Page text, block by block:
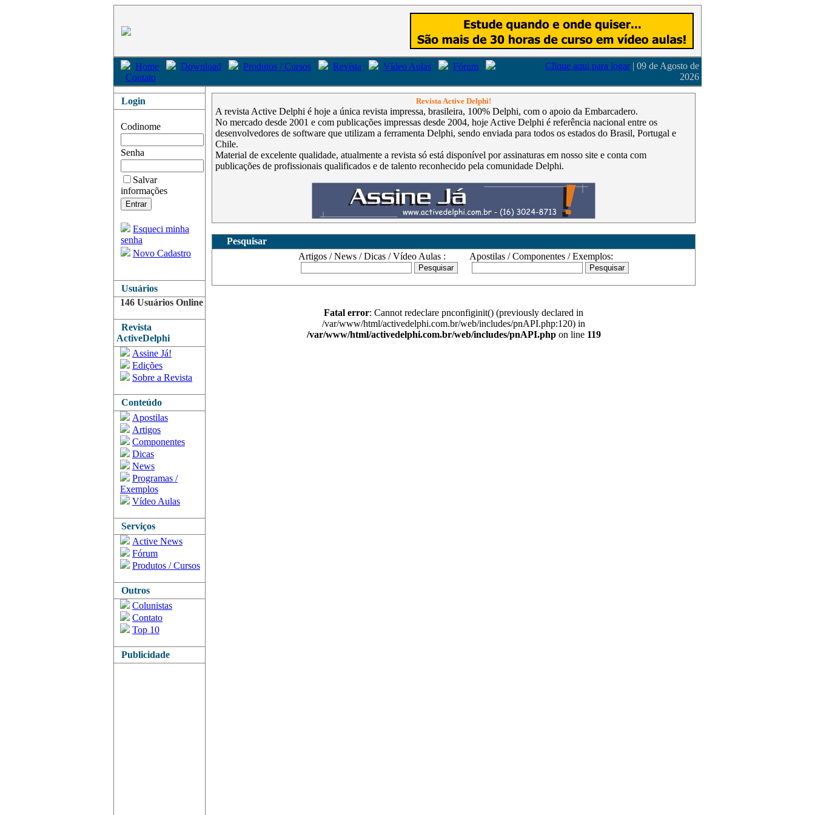
Home Download Produtos / Cursos Revista Vídeo Aulas
Fórum
Contato
Clique aqui para logar | 09 de Agosto de
2026
Login
Codinome
Senha
Salvar
informações
Esqueci minha
senha
Novo Cadastro
Usuários
146 Usuários Online
Revista
ActiveDelphi
Assine Já!
Edições
Sobre a Revista
Conteúdo
Apostilas
Artigos
Componentes
Dicas
News
Programas /
Exemplos
Vídeo Aulas
Serviços
Active News
Fórum
Produtos / Cursos
Outros
Colunistas
Contato
Top 10
Publicidade
Revista Active Delphi!
A revista Active Delphi é hoje a única revista impressa, brasileira, 100% Delphi, com o apoio da Embarcadero.
No mercado desde 2001 e com publicações impressas desde 2004, hoje Active Delphi é referência nacional entre os
desenvolvedores de software que utilizam a ferramenta Delphi, sendo enviada para todos os estados do Brasil, Portugal e
Chile.
Material de excelente qualidade, atualmente a revista só está disponível por assinaturas em nosso site e conta com
publicações de profissionais qualificados e de talento reconhecido pela comunidade Delphi.
Pesquisar
Artigos / News / Dicas / Vídeo Aulas :
Apostilas / Componentes / Exemplos:
Fatal error: Cannot redeclare pnconfiginit() (previously declared in
/var/www/html/activedelphi.com.br/web/includes/pnAPI.php:120) in
/var/www/html/activedelphi.com.br/web/includes/pnAPI.phpon line 119